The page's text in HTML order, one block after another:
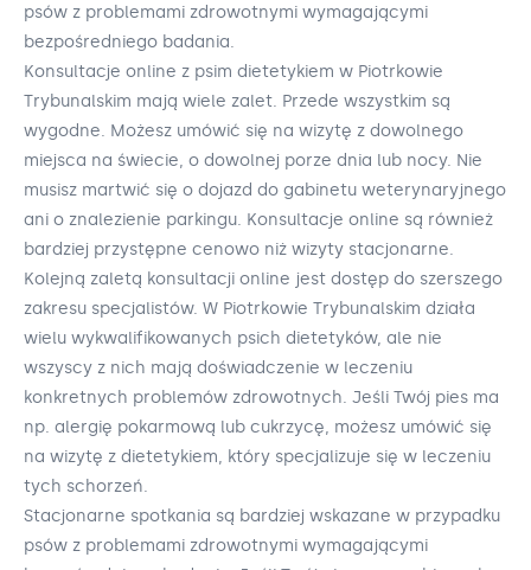
psów z problemami zdrowotnymi wymagającymi
bezpośredniego badania.
Konsultacje online z psim dietetykiem w Piotrkowie
Trybunalskim mają wiele zalet. Przede wszystkim są
wygodne. Możesz umówić się na wizytę z dowolnego
miejsca na świecie, o dowolnej porze dnia lub nocy. Nie
musisz martwić się o dojazd do gabinetu weterynaryjnego
ani o znalezienie parkingu. Konsultacje online są również
bardziej przystępne cenowo niż wizyty stacjonarne.
Kolejną zaletą konsultacji online jest dostęp do szerszego
zakresu specjalistów. W Piotrkowie Trybunalskim działa
wielu wykwalifikowanych psich dietetyków, ale nie
wszyscy z nich mają doświadczenie w leczeniu
konkretnych problemów zdrowotnych. Jeśli Twój pies ma
np. alergię pokarmową lub cukrzycę, możesz umówić się
na wizytę z dietetykiem, który specjalizuje się w leczeniu
tych schorzeń.
Stacjonarne spotkania są bardziej wskazane w przypadku
psów z problemami zdrowotnymi wymagającymi